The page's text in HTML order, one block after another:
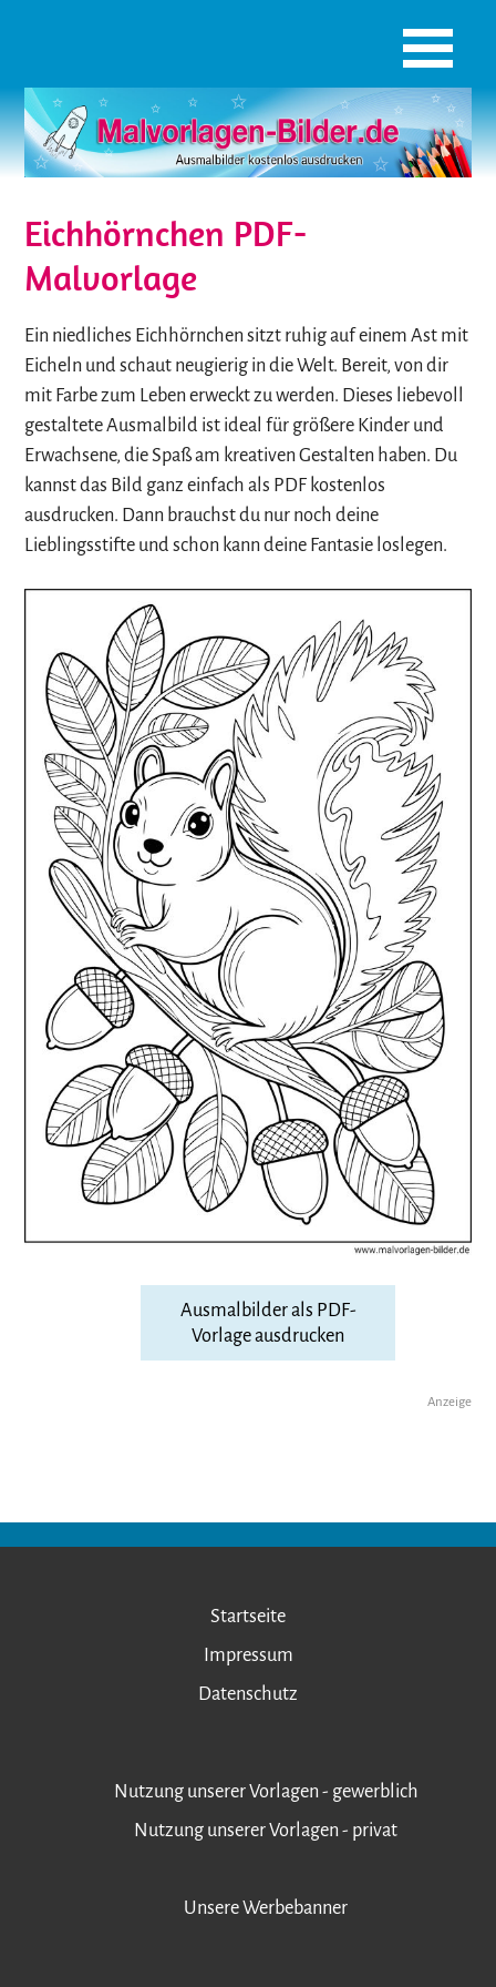
Eichhörnchen PDF-
Malvorlage
Ein niedliches Eichhörnchen sitzt ruhig auf einem Ast mit
Eicheln und schaut neugierig in die Welt. Bereit, von dir
mit Farbe zum Leben erweckt zu werden. Dieses liebevoll
gestaltete Ausmalbild ist ideal für größere Kinder und
Erwachsene, die Spaß am kreativen Gestalten haben. Du
kannst das Bild ganz einfach als PDF kostenlos
ausdrucken. Dann brauchst du nur noch deine
Lieblingsstifte und schon kann deine Fantasie loslegen.
Ausmalbilder als PDF-
Vorlage ausdrucken
Anzeige
Startseite
Impressum
Datenschutz
Nutzung unserer Vorlagen - gewerblich
Nutzung unserer Vorlagen - privat
Unsere Werbebanner